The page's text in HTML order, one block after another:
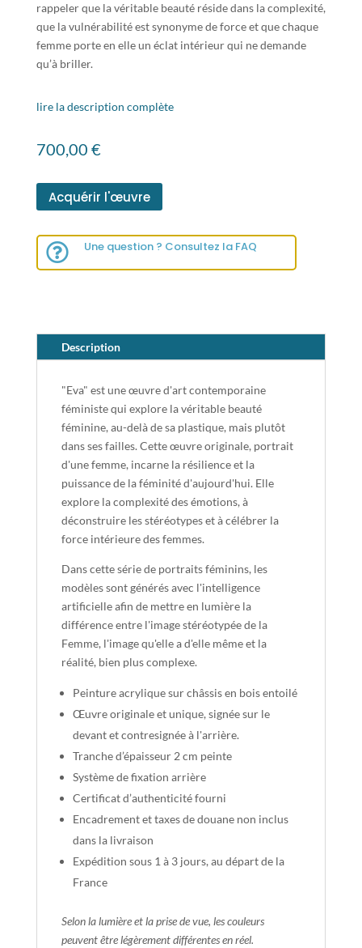
rappeler que la véritable beauté réside dans la complexité,
que la vulnérabilité est synonyme de force et que chaque
femme porte en elle un éclat intérieur qui ne demande
qu’à briller.
lire la description complète
700,00 €
Acquérir l'œuvre
 Une question ? Consultez la FAQ
Description
"Eva" est une œuvre d'art contemporaine
féministe qui explore la véritable beauté
féminine, au-delà de sa plastique, mais plutôt
dans ses failles. Cette œuvre originale, portrait
d'une femme, incarne la résilience et la
puissance de la féminité d'aujourd'hui. Elle
explore la complexité des émotions, à
déconstruire les stéréotypes et à célébrer la
force intérieure des femmes.
Dans cette série de portraits féminins, les
modèles sont générés avec l'intelligence
artificielle afin de mettre en lumière la
différence entre l'image stéréotypée de la
Femme, l'image qu'elle a d'elle même et la
réalité, bien plus complexe.
Peinture acrylique sur châssis en bois entoilé
Œuvre originale et unique, signée sur le
devant et contresignée à l'arrière.
Tranche d’épaisseur 2 cm peinte
Système de fixation arrière
Certificat d’authenticité fourni
Encadrement et taxes de douane non inclus
dans la livraison
Expédition sous 1 à 3 jours, au départ de la
France
Selon la lumière et la prise de vue, les couleurs
peuvent être légèrement différentes en réel.